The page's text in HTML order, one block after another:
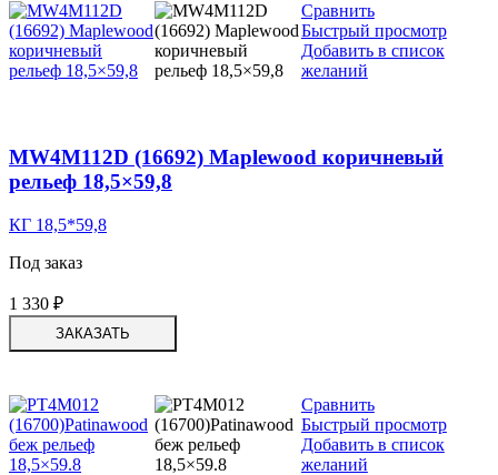
Сравнить
Быстрый просмотр
Добавить в список
желаний
MW4M112D (16692) Maplewood коричневый
рельеф 18,5×59,8
КГ 18,5*59,8
Под заказ
1 330 ₽
ЗАКАЗАТЬ
Сравнить
Быстрый просмотр
Добавить в список
желаний